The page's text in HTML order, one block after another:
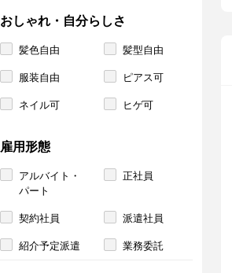
おしゃれ・自分らしさ
髪色自由 髪型自由
服装自由 ピアス可
ネイル可 ヒゲ可
雇用形態
アルバイト・
パート
正社員
契約社員 派遣社員
紹介予定派遣 業務委託